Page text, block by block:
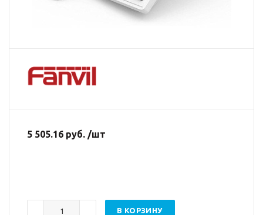
5 505.16 руб. /шт
В КОРЗИНУ